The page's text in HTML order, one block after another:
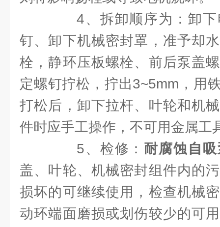
4、拆卸顺序为：卸下
钉、卸下机械密封罩，准予却
栓，静环压板螺栓、前后泵盖
定螺钉拧松，拧出3~5mm，用
打松后，卸下拉杆、叶轮和机
件时应手工操作，不可用金属工
5、检修： 耐腐蚀自
盖、叶轮、机械密封组件内的
损坏的可继续使用，检查机械
动环端面磨损或划伤较少的可